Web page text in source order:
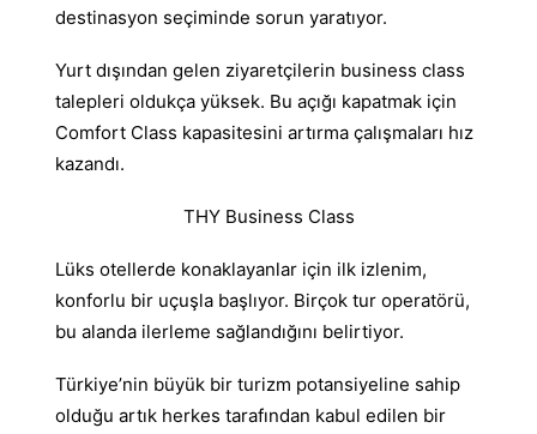
destinasyon seçiminde sorun yaratıyor.
Yurt dışından gelen ziyaretçilerin business class
talepleri oldukça yüksek. Bu açığı kapatmak için
Comfort Class kapasitesini artırma çalışmaları hız
kazandı.
THY Business Class
Lüks otellerde konaklayanlar için ilk izlenim,
konforlu bir uçuşla başlıyor. Birçok tur operatörü,
bu alanda ilerleme sağlandığını belirtiyor.
Türkiye’nin büyük bir turizm potansiyeline sahip
olduğu artık herkes tarafından kabul edilen bir